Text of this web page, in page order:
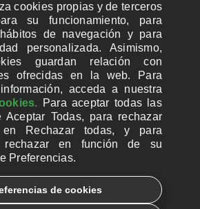
Sede central
del Río, 14
C/ Ardemans)
MADRID
91 725 92 12
OFRECE UNA MISA
cookies propias y de terceros
su funcionamiento, para
de navegación y para
personalizada. Asimismo,
guardan relación con
ofrecidas en la web. Para
acceda a nuestra
Para aceptar todas las
Aceptar Todas, para rechazar
Rechazar todas, y para
rechazar en función de su
Preferencias.
de cookies